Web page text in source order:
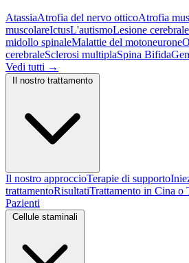
AtassiaAtrofia del nervo otticoAtrofia
muscolareIctusL'autismoLesione
midollo spinaleMalattie del motoneurone
cerebraleSclerosi multiplaSpina Bifida
Vedi tutti →
Il nostro approccioTerapie di supporto
trattamentoRisultatiTrattamento in Cina o
Pazienti